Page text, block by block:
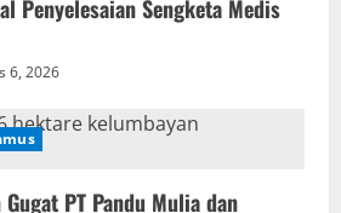
Penyelesaian Sengketa Medis
6, 2026
PT Pandu Mulia dan